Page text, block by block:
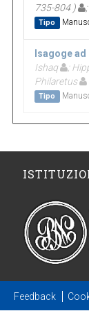
735-804 )
Tipo
Isagoge
Ishaq
;
Philaretus
Tipo
Feedback